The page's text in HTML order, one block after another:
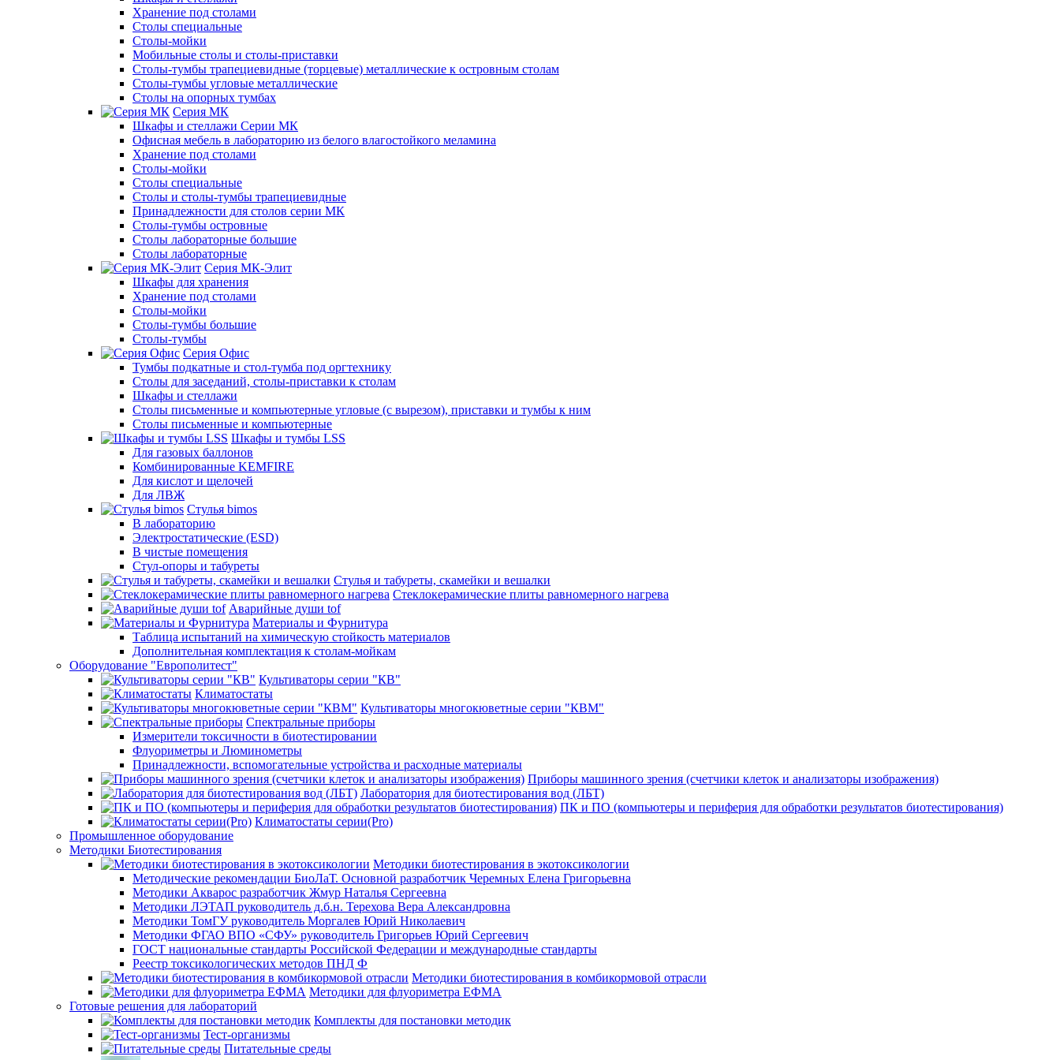
Хранение под столами
Столы специальные
Столы-мойки
Мобильные столы и столы-приставки
Столы-тумбы трапециевидные (торцевые) металлические к островным столам
Столы-тумбы угловые металлические
Столы на опорных тумбах
Серия МК
Шкафы и стеллажи Серии МК
Офисная мебель в лабораторию из белого влагостойкого меламина
Хранение под столами
Столы-мойки
Столы специальные
Столы и столы-тумбы трапециевидные
Принадлежности для столов серии МК
Столы-тумбы островные
Столы лабораторные большие
Столы лабораторные
Серия МК-Элит
Шкафы для хранения
Хранение под столами
Столы-мойки
Столы-тумбы большие
Столы-тумбы
Серия Офис
Тумбы подкатные и стол-тумба под оргтехнику
Столы для заседаний, столы-приставки к столам
Шкафы и стеллажи
Столы письменные и компьютерные угловые (с вырезом), приставки и тумбы к ним
Столы письменные и компьютерные
Шкафы и тумбы LSS
Для газовых баллонов
Комбинированные KEMFIRE
Для кислот и щелочей
Для ЛВЖ
Стулья bimos
В лабораторию
Электростатические (ESD)
В чистые помещения
Стул-опоры и табуреты
Стулья и табуреты, скамейки и вешалки
Стеклокерамические плиты равномерного нагрева
Аварийные души tof
Материалы и Фурнитура
Таблица испытаний на химическую стойкость материалов
Дополнительная комплектация к столам-мойкам
Оборудование "Европолитест"
Культиваторы серии "КВ"
Климатостаты
Культиваторы многокюветные серии "КВМ"
Спектральные приборы
Измерители токсичности в биотестировании
Флуориметры и Люминометры
Принадлежности, вспомогательные устройства и расходные материалы
Приборы машинного зрения (счетчики клеток и анализаторы изображения)
Лаборатория для биотестирования вод (ЛБТ)
ПК и ПО (компьютеры и периферия для обработки результатов биотестирования)
Климатостаты серии(Pro)
Промышленное оборудование
Методики Биотестирования
Методики биотестирования в экотоксикологии
Методические рекомендации БиоЛаТ. Основной разработчик Черемных Елена Григорьевна
Методики Акварос разработчик Жмур Наталья Сергеевна
Методики ЛЭТАП руководитель д.б.н. Терехова Вера Александровна
Методики ТомГУ руководитель Моргалев Юрий Николаевич
Методики ФГАО ВПО «СФУ» руководитель Григорьев Юрий Сергеевич
ГОСТ национальные стандарты Российской Федерации и международные стандарты
Реестр токсикологических методов ПНД Ф
Методики биотестирования в комбикормовой отрасли
Методики для флуориметра ЕФМА
Готовые решения для лабораторий
Комплекты для постановки методик
Тест-организмы
Питательные среды